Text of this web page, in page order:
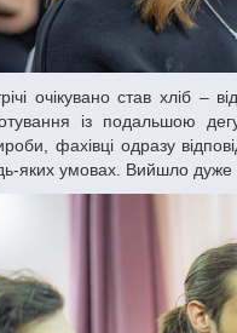
із подальшою
фахівці одразу
яких умовах. Вийшло дуже